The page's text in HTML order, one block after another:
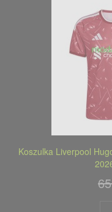
Koszulka Liverpool